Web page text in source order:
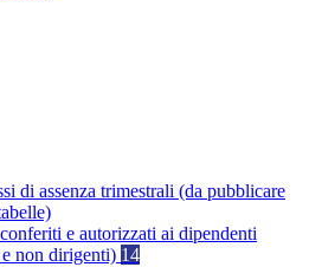
di assenza trimestrali (da pubblicare
e autorizzati ai dipendenti
non dirigenti) 14